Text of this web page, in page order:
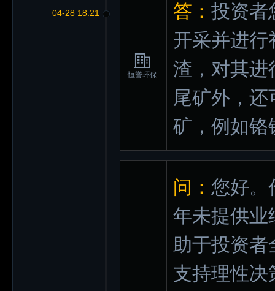
04-28 18:21
恒誉环保
答： 投资者
开采并进行
渣，对其进
尾矿外，
矿，例如铬
问： 您好。
年未提供业
助于投资者
支持理性决